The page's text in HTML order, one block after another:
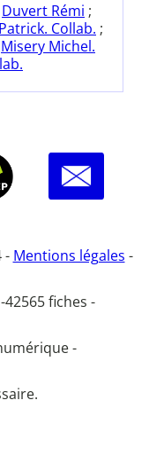
Duvert Rémi ;
Collab. ;
Misery Michel.
- Mentions légales -
42565 fiches -
-